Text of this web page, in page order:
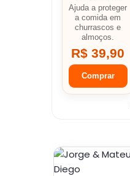
Ajuda a proteger
a comida em
churrascos e
almoços.
R$ 39,90
Comprar